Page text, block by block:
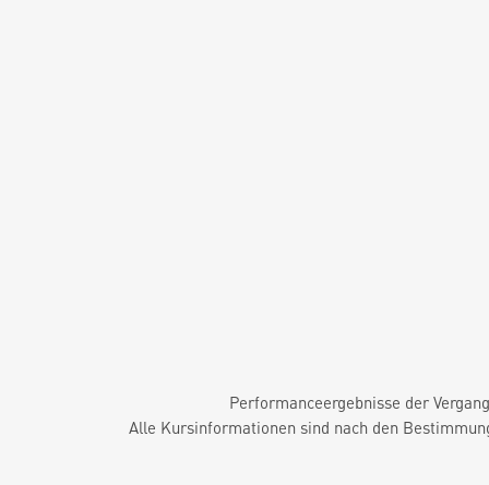
Performanceergebnisse der
Alle Kursinformationen sind nach den